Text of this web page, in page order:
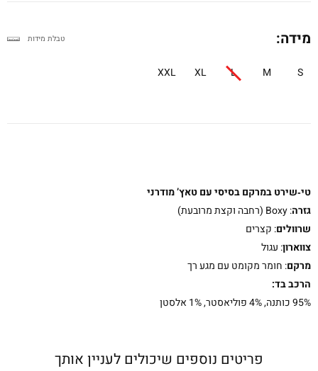
מידה:
S
M
L
XL
XXL
טבלת מידות
טי‑שירט במרקם בסיסי עם טאץ’ מודרני
גזרה: Boxy (רחבה וקצת מרובעת)
שרוולים: קצרים
צווארון: עגול
מרקם: חומר מקומט עם מגע רך
הרכב בד:
95% כותנה, 4% פוליאסטר, 1% אלסטן
פריטים נוספים שיכולים לעניין אותך